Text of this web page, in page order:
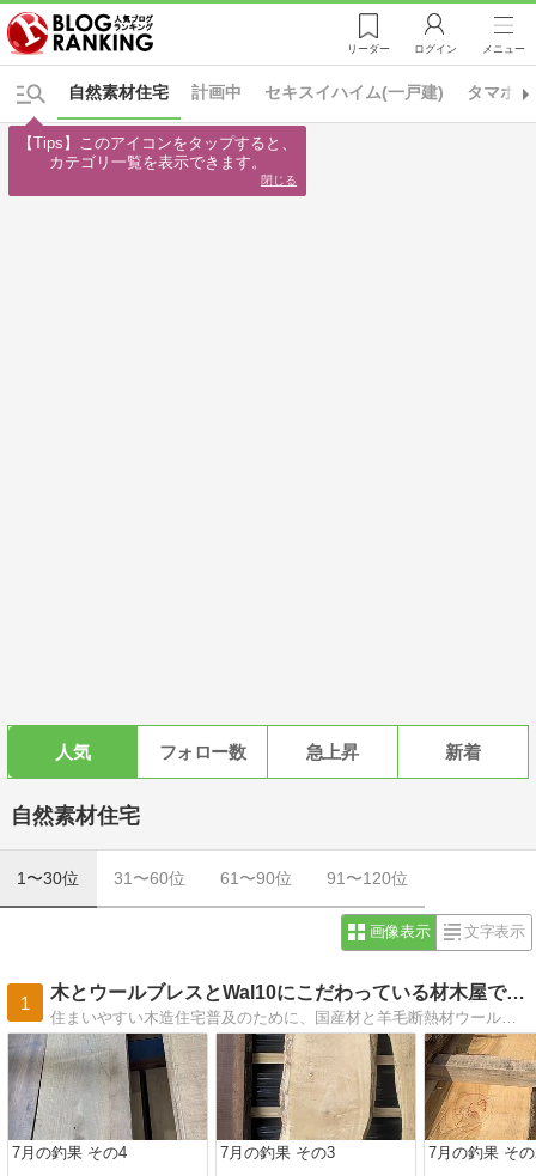
リーダー ログイン メニュー
計画中 セキスイハイム(一戸建) タマホ
自然素材住宅
人気 フォロー数 急上昇 新着
自然素材住宅
1〜30位 31〜60位 61〜90位 91〜120位
画像表示 文字表示
1
木とウールブレスとWal10にこだわっている材木屋ですが
住まいやすい木造住宅普及のために、国産材と羊毛断熱材ウールブレスや自然素材塗り壁材ウォーロなどをご紹介しながら、たわいないわがまま社長の独り言も載せてます。
7月の釣果 その4 7月の釣果 その3 7月の釣果 そ
【Tips】このアイコンをタップすると、
カテゴリ一覧を表示できます。
閉じる